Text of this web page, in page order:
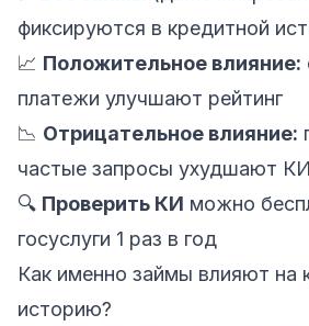
фиксируются в кредитной
📈 Положительное влияние:
платежи улучшают рейтинг
📉 Отрицательное влияние:
частые запросы ухудшают КИ
🔍 Проверить КИ можно
госуслуги 1 раз в год
Как именно займы влияют на
историю?